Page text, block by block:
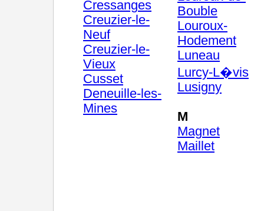
Cressanges
Creuzier-le-
Neuf
Creuzier-le-
Vieux
Cusset
Deneuille-les-
Mines
Bouble
Louroux-
Hodement
Luneau
Lurcy-L�vis
Lusigny
M
Magnet
Maillet